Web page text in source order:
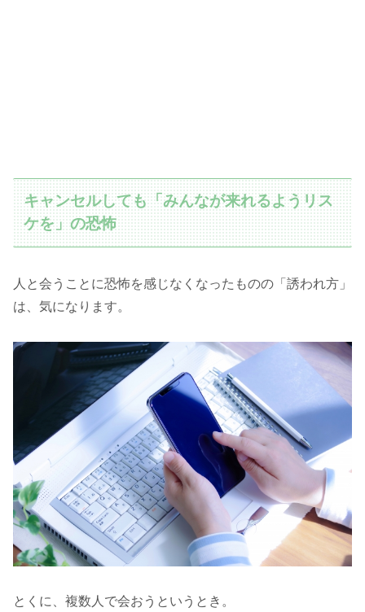
キャンセルしても「みんなが来れるようリス
ケを」の恐怖
人と会うことに恐怖を感じなくなったものの「誘われ方」
は、気になります。
とくに、複数人で会おうというとき。